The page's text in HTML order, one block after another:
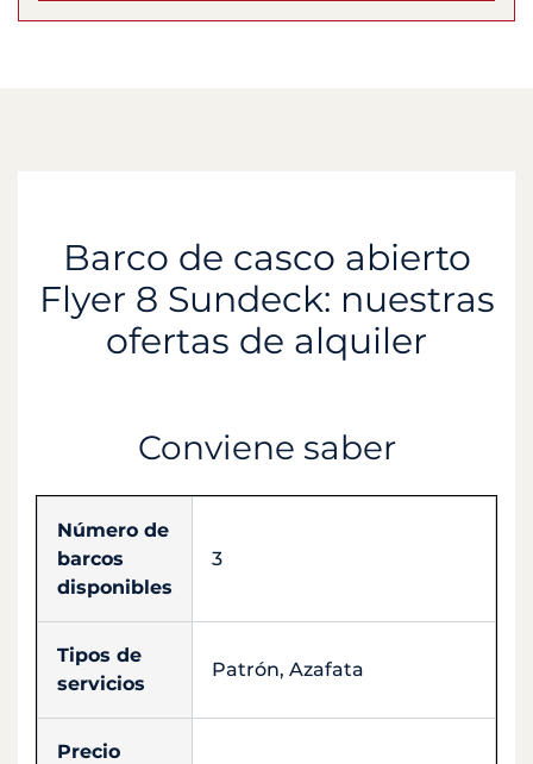
Barco de casco abierto
Flyer 8 Sundeck: nuestras
ofertas de alquiler
Conviene saber
Número de
barcos
disponibles
3
Tipos de
servicios
Patrón, Azafata
Precio